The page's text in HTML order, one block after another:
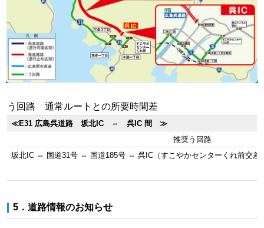
う回路 通常ルートとの所要時間差
≪E31 広島呉道路 坂北IC ⇔ 呉IC 間 ≫
推奨う回路
坂北IC ⇔ 国道31号 ⇔ 国道185号 ⇔ 呉IC（すこやかセンターくれ前交差
5．道路情報のお知らせ